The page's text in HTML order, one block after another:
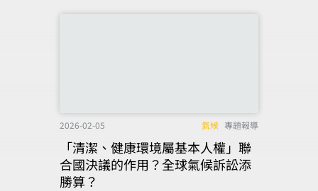
2026-02-05 氣候 專題報導
「清潔、健康環境屬基本人權」聯
合國決議的作用？全球氣候訴訟添
勝算？